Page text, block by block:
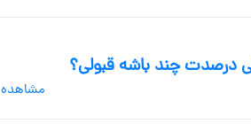
درصدت چند باشه قبولی؟
مشاهده